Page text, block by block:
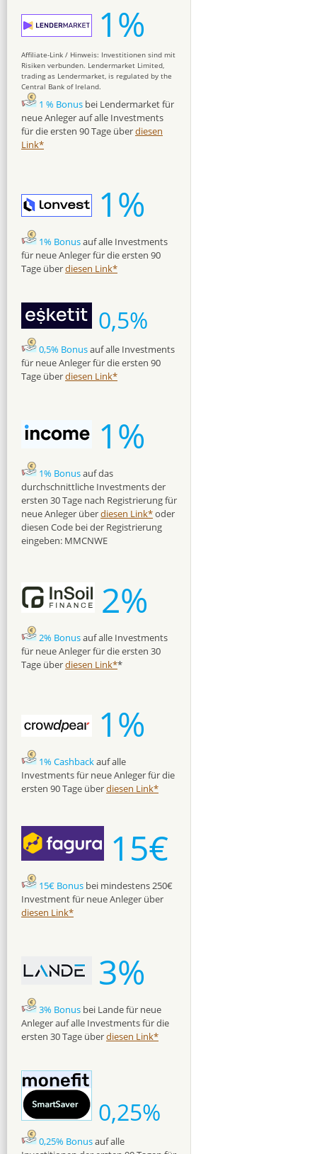
1%
Affiliate-Link / Hinweis: Investitionen sind mit
Risiken verbunden. Lendermarket Limited,
trading as Lendermarket, is regulated by the
Central Bank of Ireland.
1 % Bonus bei Lendermarket für
neue Anleger auf alle Investments
für die ersten 90 Tage überdiesen
Link*
1%
1% Bonusauf alle Investments
für neue Anleger für die ersten 90
Tage überdiesen Link*
0,5%
0,5% Bonusauf alle Investments
für neue Anleger für die ersten 90
Tage überdiesen Link*
1%
1% Bonusauf das
durchschnittliche Investments der
ersten 30 Tage nach Registrierung für
neue Anleger überdiesen Link*oder
diesen Code bei der Registrierung
eingeben: MMCNWE
2%
2% Bonusauf alle Investments
für neue Anleger für die ersten 30
Tage überdiesen Link**
1%
1% Cashbackauf alle
Investments für neue Anleger für die
ersten 90 Tage überdiesen Link*
15€
15€ Bonus bei mindestens 250€
Investment für neue Anleger über
diesen Link*
3%
3% Bonus bei Lande für neue
Anleger auf alle Investments für die
ersten 30 Tage überdiesen Link*
0,25%
0,25% Bonusauf alle